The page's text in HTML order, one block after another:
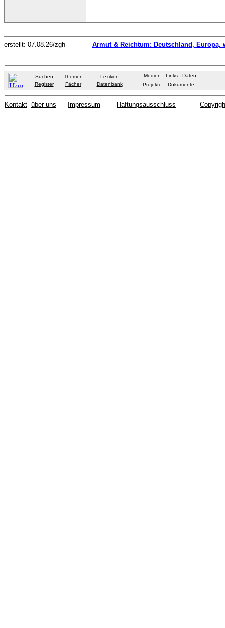
erstellt: 07.08.26/zgh Armut & Reichtum: Deutschland, Europa,
Suchen Themen
Lexikon
Register
Fächer Datenbank
Medien Links
Daten
Projekte
Dokumente
Kontakt über uns Impressum Haftungsausschluss